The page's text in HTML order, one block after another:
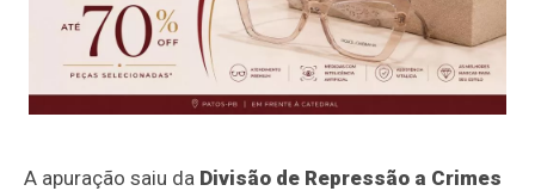
A apuração saiu da Divisão de Repressão a Crimes